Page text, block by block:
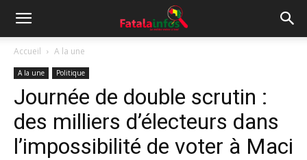
Accueil A la une
A la une Politique
Journée de double scrutin :
des milliers d’électeurs dans
l’impossibilité de voter à Maci